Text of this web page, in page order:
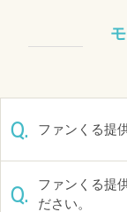
Q. ファンくる提
Q.
ファンくる提
ださい。